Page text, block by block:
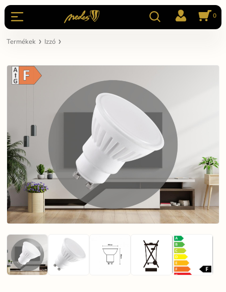
0
Termékek Izzó